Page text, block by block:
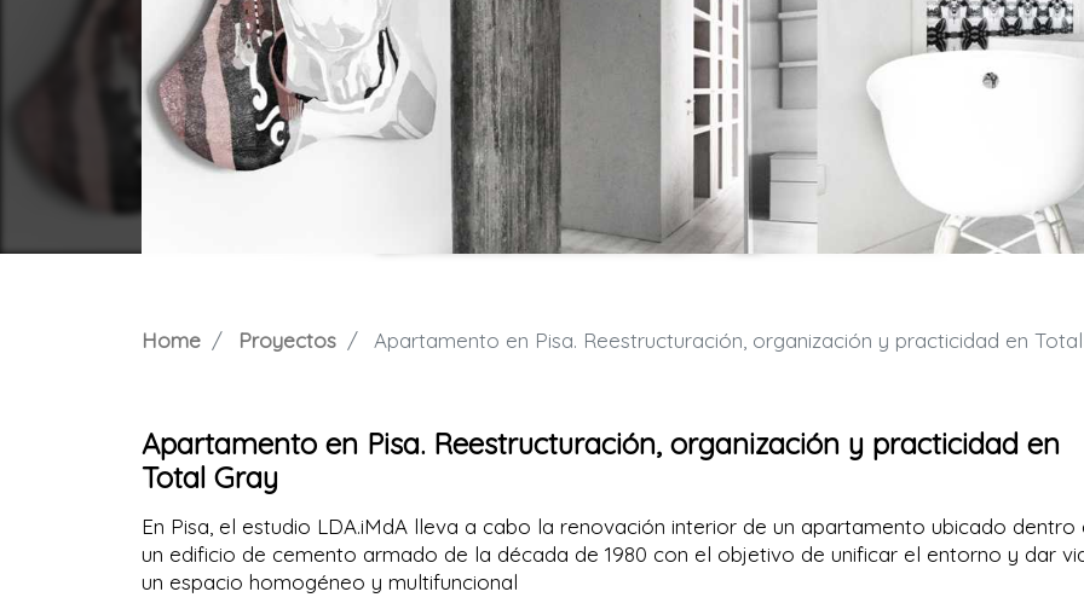
Home Proyectos Apartamento en Pisa. Reestructuración, organización y practicidad en Total
Apartamento en Pisa. Reestructuración, organización y practicidad en
Total Gray
En Pisa, el estudio LDA.iMdA lleva a cabo la renovación interior de un apartamento ubicado dentro
un edificio de cemento armado de la década de 1980 con el objetivo de unificar el entorno y dar
un espacio homogéneo y multifuncional